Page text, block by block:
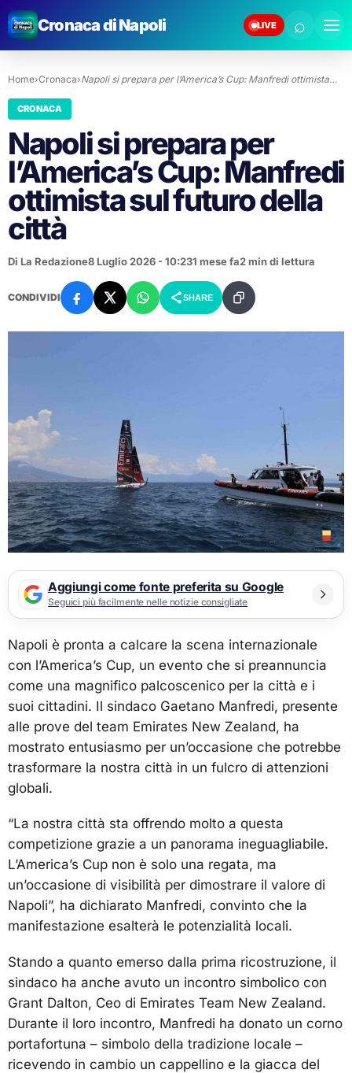
Cronaca di Napoli LIVE ⌕
Home›Cronaca›Napoli si prepara per l’America’s Cup: Manfredi ottimista…
CRONACA
Napoli si prepara per
l’America’s Cup: Manfredi
ottimista sul futuro della
città
Di La Redazione8 Luglio 2026 - 10:231 mese fa2 min di lettura
CONDIVIDI SHARE
Aggiungi come fonte preferita su Google
Seguici più facilmente nelle notizie consigliate
Napoli è pronta a calcare la scena internazionale
con l’America’s Cup, un evento che si preannuncia
come una magnifico palcoscenico per la città e i
suoi cittadini. Il sindaco Gaetano Manfredi, presente
alle prove del team Emirates New Zealand, ha
mostrato entusiasmo per un’occasione che potrebbe
trasformare la nostra città in un fulcro di attenzioni
globali.
“La nostra città sta offrendo molto a questa
competizione grazie a un panorama ineguagliabile.
L’America’s Cup non è solo una regata, ma
un’occasione di visibilità per dimostrare il valore di
Napoli”, ha dichiarato Manfredi, convinto che la
manifestazione esalterà le potenzialità locali.
Stando a quanto emerso dalla prima ricostruzione, il
sindaco ha anche avuto un incontro simbolico con
Grant Dalton, Ceo di Emirates Team New Zealand.
Durante il loro incontro, Manfredi ha donato un corno
portafortuna – simbolo della tradizione locale –
ricevendo in cambio un cappellino e la giacca del